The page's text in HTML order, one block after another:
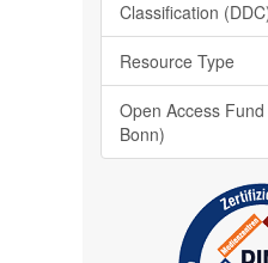
Classification
Resource Type
Open Access
Bonn)